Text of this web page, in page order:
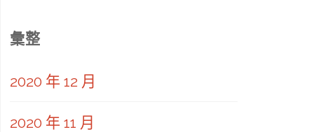
彙整
2020 年 12 月
2020 年 11 月